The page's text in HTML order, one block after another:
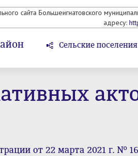
сайта Большеигнатовского
адресу:
Сельские поселения
от 22 марта 2021 г. №